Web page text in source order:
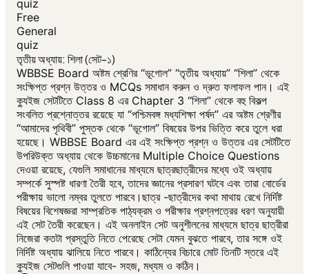
quiz
Free
General
quiz
তৃতীয় অধ্যায়: শিলা (সেট-১)
WBBSE Board অষ্টম শ্রেণির “ভূগোল” “তৃতীয় অধ্যায়” “শিলা” থেকে
সংক্ষিপ্ত প্রশ্ন উত্তর ও MCQs সমাধান করুন ও দ্রুত ফলাফল পান। এই
ক্যুইজ সেটটিতে Class 8 এর Chapter 3 “শিলা” থেকে বহু বিকল্প
সংবলিত প্রশ্নোত্তর রয়েছে যা “পশ্চিমবঙ্গ মধ্যশিক্ষা পর্ষদ” এর অষ্টম শ্রেণীর
“আমাদের পৃথিবী” পুস্তক থেকে “ভূগোল” বিষয়ের উপর ভিত্তি করে তুলে ধরা
হয়েছে। WBBSE Board এর এই সংক্ষিপ্ত প্রশ্ন ও উত্তর এর সেটটিতে
উপরিউক্ত অধ্যায় থেকে উচ্চমানের Multiple Choice Questions
দেওয়া রয়েছে, যেগুলি সমাধানের মাধ্যমে ছাত্রছাত্রীদের মধ্যে ওই অধ্যায়
সম্পর্কে সুস্পষ্ট ধারণা তৈরী হবে, তাদের জ্ঞানের প্রসারণ ঘটবে এবং তারা বোর্ডের
পরীক্ষায় ভালো নম্বর তুলতে পারবে।ছাত্র -ছাত্রীদের কথা মাথায় রেখে নির্দিষ্ট
বিষয়ের বিশেষজ্ঞরা সাম্প্রতিক পাঠ্যক্রম ও পরীক্ষার প্রশ্নপত্রের ধরণ অনুযায়ী
এই সেট তৈরী করেছেন। এই অনলাইন সেট অনুশীলনের মাধ্যমে ছাত্র ছাত্রীরা
নিজেরা কতটা প্রস্তুতি নিতে পেরেছে সেটা যেমন বুঝতে পারবে, তার সঙ্গে ওই
নির্দিষ্ট অধ্যায় ঝালিয়ে নিতে পারবে। কাঠিন্যের বিচারে মোট তিনটি স্তরে এই
ক্যুইজ সেটগুলি পাওয়া যাবে- সহজ, মধ্যম ও কঠিন।